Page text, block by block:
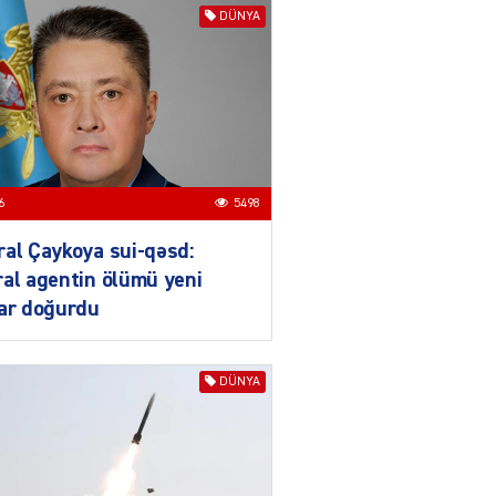
Nazirdən Orta Dəhliz
açıqlaması
04.08.2026
Ermənistanın taleyi BU
Sədərəkdən Culfaya icra
başçısı göndərildi
4398
Son illərdə Bakı ilə Bişkek
arasında əlaqələr sürətlə
DÜNYA
5498
Çaykoya sui-qəsd:
agentin ölümü yeni
doğurdu
DÜNYA